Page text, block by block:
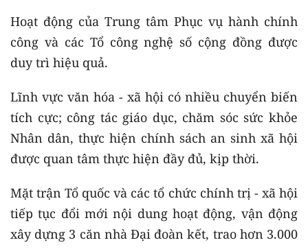
Hoạt động của Trung tâm Phục vụ hành chính
công và các Tổ công nghệ số cộng đồng được
duy trì hiệu quả.
Lĩnh vực văn hóa - xã hội có nhiều chuyển biến
tích cực; công tác giáo dục, chăm sóc sức khỏe
Nhân dân, thực hiện chính sách an sinh xã hội
được quan tâm thực hiện đầy đủ, kịp thời.
Mặt trận Tổ quốc và các tổ chức chính trị - xã hội
tiếp tục đổi mới nội dung hoạt động, vận động
xây dựng 3 căn nhà Đại đoàn kết, trao hơn 3.000